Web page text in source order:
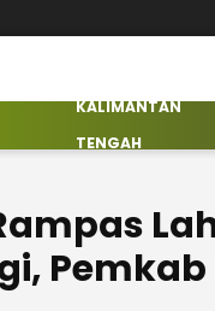
KALIMANTAN
TENGAH